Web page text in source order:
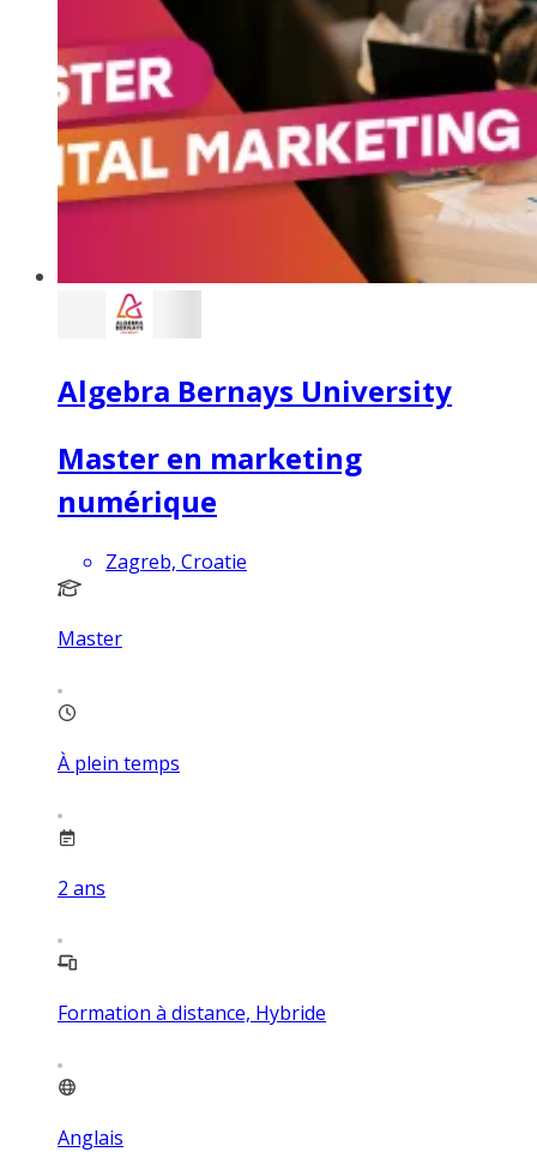
Algebra Bernays University
Master en marketing
numérique
Zagreb, Croatie
Master
À plein temps
2 ans
Formation à distance, Hybride
Anglais